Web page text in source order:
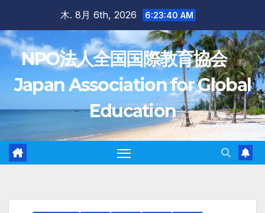
content
木. 8月 6th, 2026 6:23:42 AM
NPO法人全国国際教育協会
Japan Association for Global
Education